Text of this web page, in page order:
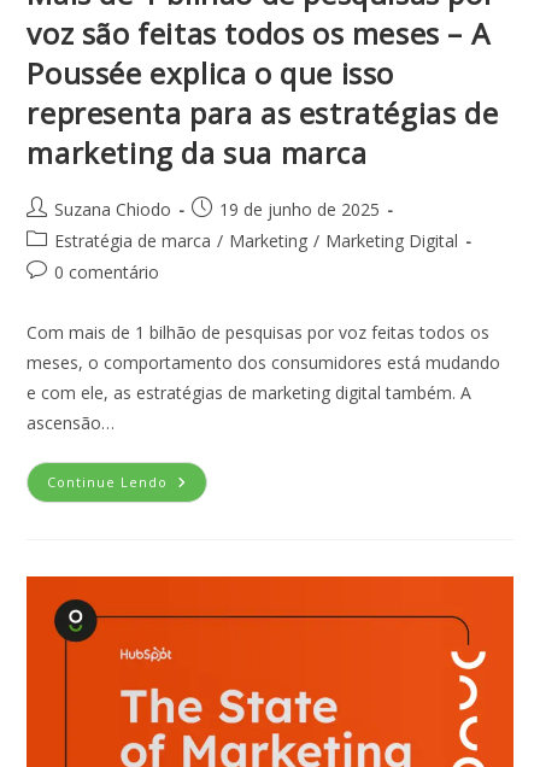
voz são feitas todos os meses – A
Poussée explica o que isso
representa para as estratégias de
marketing da sua marca
Suzana Chiodo
19 de junho de 2025
Estratégia de marca / Marketing / Marketing Digital
0 comentário
Com mais de 1 bilhão de pesquisas por voz feitas todos os
meses, o comportamento dos consumidores está mudando
e com ele, as estratégias de marketing digital também. A
ascensão…
Continue Lendo